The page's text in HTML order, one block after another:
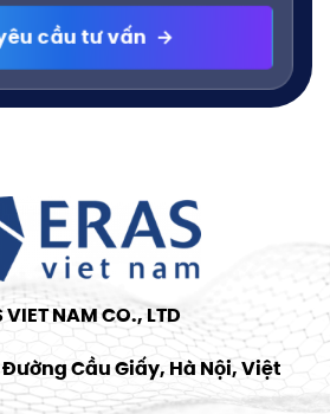
VIET NAM CO., LTD
Đường Cầu Giấy, Hà Nội, Việt